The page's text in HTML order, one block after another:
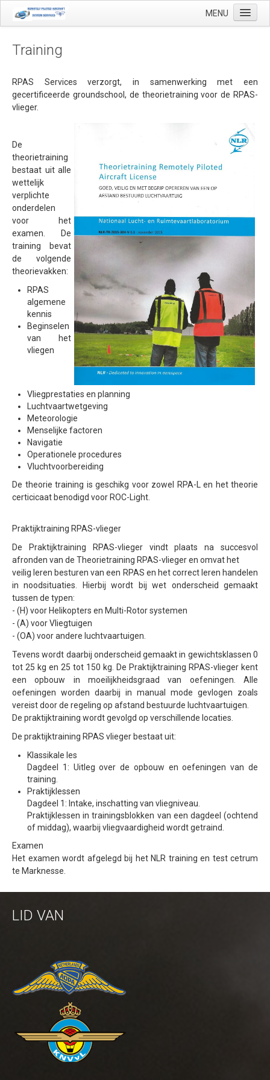
MENU
Start
Toepassingen
Luchthaven inspecties
Makelaardij
Olie & Gas inspectie
Tank inspectie
Industriële inspectie
Inspectie infrastructuur
Inspectie windmolens
Inspectie hoogspanningsmasten
Mast inspectie
Thermische inspectie
PH-1KS DJI P3P
PH-2GO DJI I1
PH-5VU DJI Mavic 2 Ent DUAL
PH-8MF Acecore ZOE
Systemen & Diensten
Vluchtuitvoering
Vliegen in gecontroleerd luchtruim
Detect and avoid - ADS-B
Testen Transponder
uAvionix EU Webshop
Training
Nieuws
Contact
Algemene Voorwaarden
Training
RPAS Services verzorgt, in samenwerking met een
gecertificeerde groundschool, de theorietraining voor de RPAS-
vlieger.
De
theorietraining
bestaat uit alle
wettelijk
verplichte
onderdelen
voor het
examen. De
training bevat
de volgende
theorievakken:
RPAS
algemene
kennis
Beginselen
van het
vliegen
Vliegprestaties en planning
Luchtvaartwetgeving
Meteorologie
Menselijke factoren
Navigatie
Operationele procedures
Vluchtvoorbereiding
De theorie training is geschikg voor zowel RPA-L en het theorie
certicicaat benodigd voor ROC-Light.
Praktijktraining RPAS-vlieger
De Praktijktraining RPAS-vlieger vindt plaats na succesvol
afronden van de Theorietraining RPAS-vlieger en omvat het
veilig leren besturen van een RPAS en het correct leren handelen
in noodsituaties. Hierbij wordt bij wet onderscheid gemaakt
tussen de typen:
- (H) voor Helikopters en Multi-Rotor systemen
- (A) voor Vliegtuigen
- (OA) voor andere luchtvaartuigen.
Tevens wordt daarbij onderscheid gemaakt in gewichtsklassen 0
tot 25 kg en 25 tot 150 kg. De Praktijktraining RPAS-vlieger kent
een opbouw in moeilijkheidsgraad van oefeningen. Alle
oefeningen worden daarbij in manual mode gevlogen zoals
vereist door de regeling op afstand bestuurde luchtvaartuigen.
De praktijktraining wordt gevolgd op verschillende locaties.
De praktijktraining RPAS vlieger bestaat uit:
Klassikale les
Dagdeel 1: Uitleg over de opbouw en oefeningen van de
training.
Praktijklessen
Dagdeel 1: Intake, inschatting van vliegniveau.
Praktijklessen in trainingsblokken van een dagdeel (ochtend
of middag), waarbij vliegvaardigheid wordt getraind.
Examen
Het examen wordt afgelegd bij het NLR training en test cetrum
te Marknesse.
LID VAN